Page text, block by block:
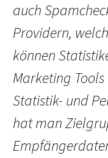
auch
Providern,
können
Marketing
Statistik- und
hat man